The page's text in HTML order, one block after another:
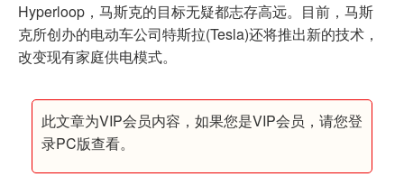
节能环保
Hyperloop，马斯克的目标无疑都志存高远。目前，马斯
克所创办的电动车公司特斯拉(Tesla)还将推出新的技术，
改变现有家庭供电模式。
此文章为VIP会员内容，如果您是VIP会员，请您登
录PC版查看。